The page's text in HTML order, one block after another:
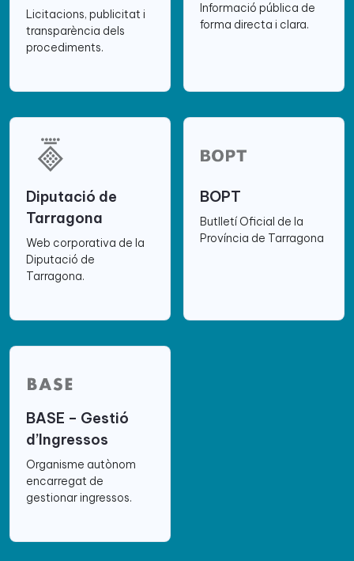
Licitacions, publicitat i
transparència dels
procediments.
Informació pública de
forma directa i clara.
Diputació de
Tarragona
Web corporativa de la
Diputació de
Tarragona.
BOPT
Butlletí Oficial de la
Província de Tarragona
BASE – Gestió
d’Ingressos
Organisme autònom
encarregat de
gestionar ingressos.